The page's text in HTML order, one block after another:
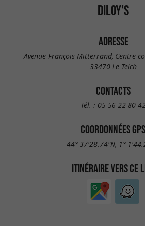
DILOY'S
ADRESSE
Avenue François Mitterrand, Centre
33470 Le Teich
CONTACTS
Tél. : 05 56 22 80
COORDONNÉES GPS
44° 37'28.74"N, 1°
ITINÉRAIRE VERS CE